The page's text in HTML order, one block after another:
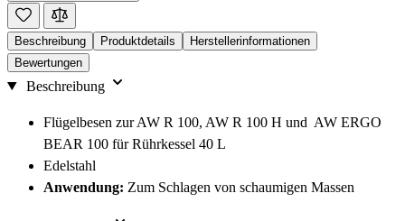
Beschreibung Produktdetails
Herstellerinformationen
Bewertungen
Beschreibung
Flügelbesen zur AW R 100, AW R 100 H und AW ERGO
BEAR 100 für Rührkessel 40 L
Edelstahl
Anwendung: Zum Schlagen von schaumigen Massen